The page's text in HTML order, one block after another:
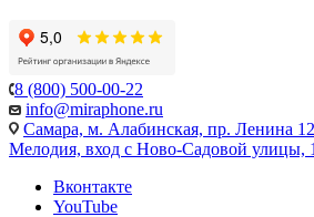
8 (800) 500-00-22
info@miraphone.ru
Самара, м. Алабинская, пр. Ленина
Мелодия, вход с Ново-Садовой улицы,
Вконтакте
YouTube